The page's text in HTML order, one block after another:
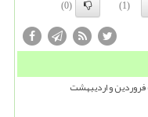
(1)
(0)
فروردین و اردیبهشت